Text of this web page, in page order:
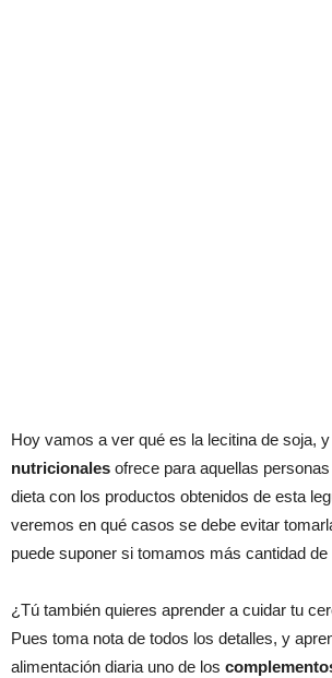
Hoy vamos a ver qué es la lecitina de soja,
nutricionales ofrece para aquellas
dieta con los productos obtenidos de esta
veremos en qué casos se debe evitar
puede suponer si tomamos más cantidad de
¿Tú también quieres aprender a cuidar tu
Pues toma nota de todos los detalles, y
alimentación diaria uno de los